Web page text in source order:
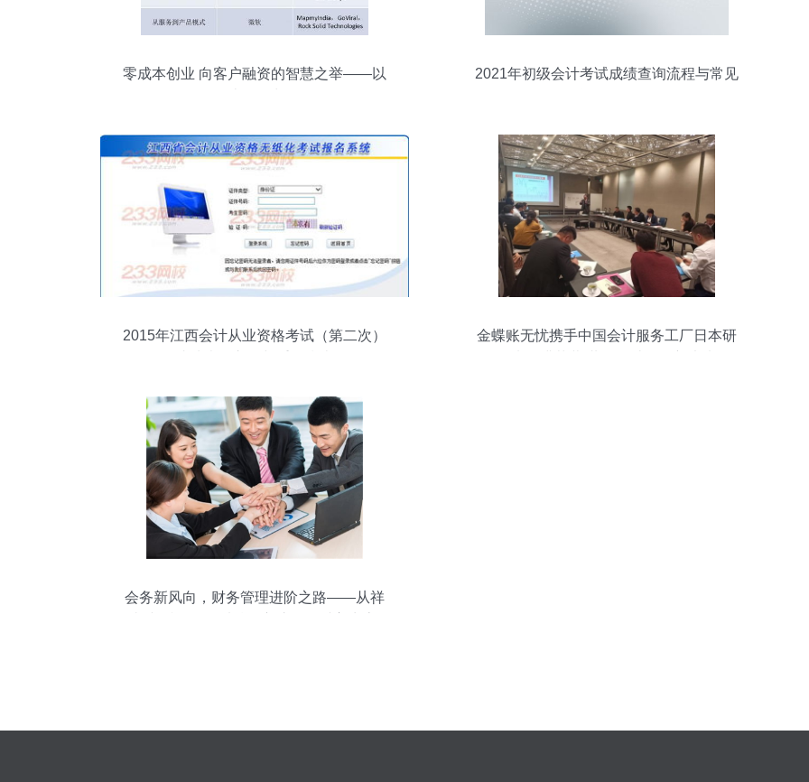
零成本创业 向客户融资的智慧之举——以
2021年初级会计考试成绩查询流程与常见
2015年江西会计从业资格考试（第二次）
金蝶账无忧携手中国会计服务工厂日本研
会务新风向，财务管理进阶之路——从祥